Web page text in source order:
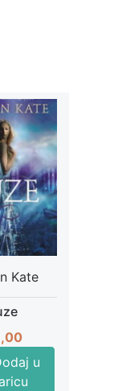
Kate
u